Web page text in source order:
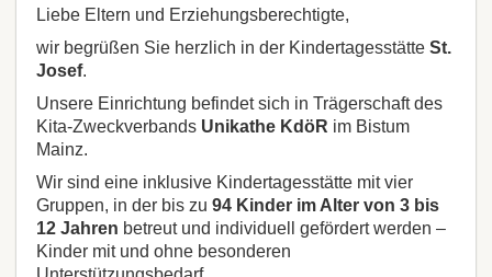
Liebe Eltern und Erziehungsberechtigte,
wir begrüßen Sie herzlich in der KindertagesstätteSt.
Josef.
Unsere Einrichtung befindet sich in Trägerschaft des
Kita-Zweckverbands Unikathe KdöR im Bistum
Mainz.
Wir sind eine inklusive Kindertagesstätte mit vier
Gruppen, in der bis zu94 Kinder im Alter von 3 bis
12 Jahren betreut und individuell gefördert werden –
Kinder mit und ohne besonderen